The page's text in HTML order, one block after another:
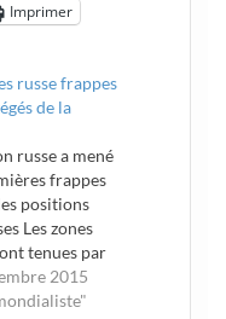
Imprimer
russe frappes
de la
russe a mené
frappes
positions
Les zones
tenues par
de la
le Front Al-
2015